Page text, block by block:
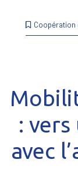
:
avec